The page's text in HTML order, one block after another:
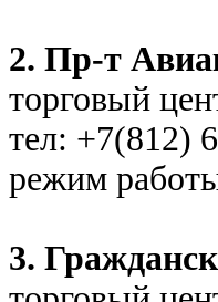
2. Пр-т
торговый
тел: +7(812)
режим
3.